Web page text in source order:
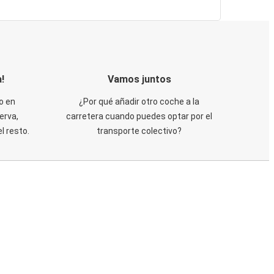
en
resto.
Vamos juntos
¿Por qué añadir otro coche a la
carretera cuando puedes optar por el
transporte colectivo?